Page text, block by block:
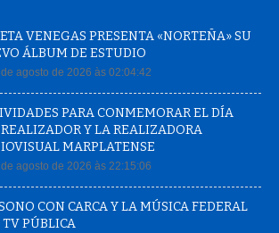
VENEGAS PRESENTA «NORTEÑA» SU
ÁLBUM DE ESTUDIO
agosto de 2026 às 02:04:42
PARA CONMEMORAR EL DÍA
Y LA REALIZADORA
MARPLATENSE
agosto de 2026 às 22:15:06
CON CARCA Y LA MÚSICA FEDERAL
TV PÚBLICA